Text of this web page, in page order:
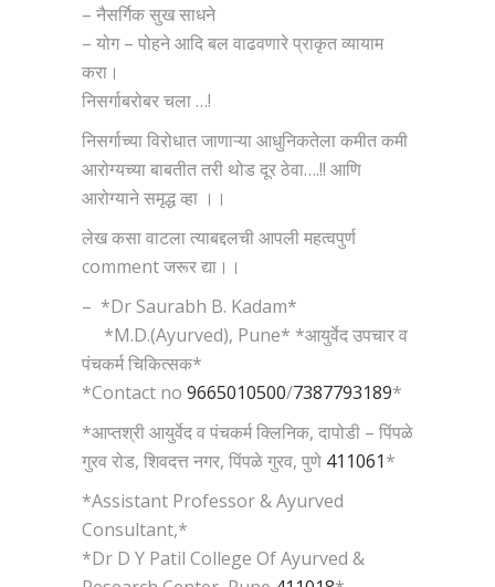
– नैसर्गिक सुख साधने
– योग – पोहने आदि बल वाढवणारे प्राकृत व्यायाम
करा।
निसर्गाबरोबर चला …!
निसर्गाच्या विरोधात जाणाऱ्या आधुनिकतेला कमीत कमी
आरोग्यच्या बाबतीत तरी थोड दूर ठेवा….!! आणि
आरोग्याने समृद्ध व्हा ।।
लेख कसा वाटला त्याबद्दलची आपली महत्वपुर्ण
comment जरूर द्या।।
– *Dr Saurabh B. Kadam*
*M.D.(Ayurved), Pune* *आयुर्वेद उपचार व
पंचकर्म चिकित्सक*
*Contact no 9665010500/7387793189*
*आप्तश्री आयुर्वेद व पंचकर्म क्लिनिक, दापोडी – पिंपळे
गुरव रोड, शिवदत्त नगर, पिंपळे गुरव, पुणे 411061*
*Assistant Professor & Ayurved
Consultant,*
*Dr D Y Patil College Of Ayurved &